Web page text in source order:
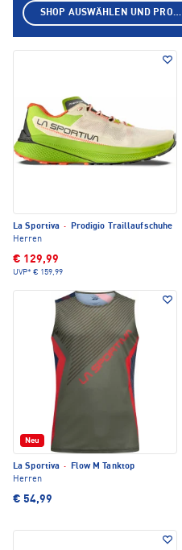
La Sportiva ·
Prodigio Traillaufschuhe
Herren
€ 129,99
UVP* € 159,99
Neu
La Sportiva ·
Flow M Tanktop
Herren
€ 54,99
SHOP AUSWÄHLEN UND PRODUKTE ANZEIGEN